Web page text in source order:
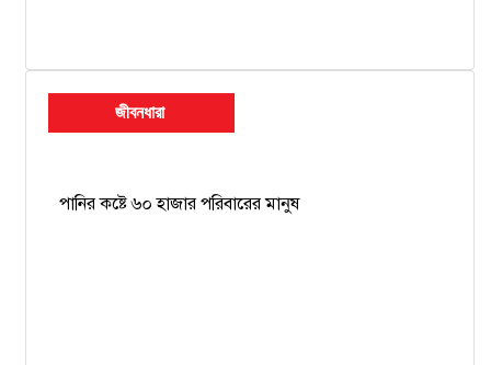
জীবনধারা
পানির কষ্টে ৬০ হাজার পরিবারের মানুষ